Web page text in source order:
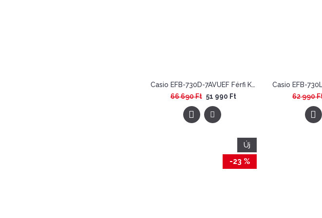
Casio EFB-730D-7AVUEF Férfi Karóra - Edifice Sapphire
66 690 Ft 51 990 Ft
62 990
Új
-23 %